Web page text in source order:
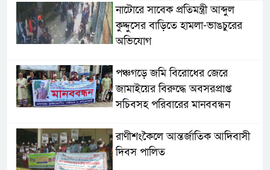
নাটোরে সাবেক প্রতিমন্ত্রী আব্দুল
কুদ্দুসের বাড়িতে হামলা-ভাঙচুরের
অভিযোগ
পঞ্চগড়ে জমি বিরোধের জেরে
জামাইয়ের বিরুদ্ধে অবসরপ্রাপ্ত
সচিবসহ পরিবারের মানববন্ধন
রাণীশংকৈলে আন্তর্জাতিক আদিবাসী
দিবস পালিত